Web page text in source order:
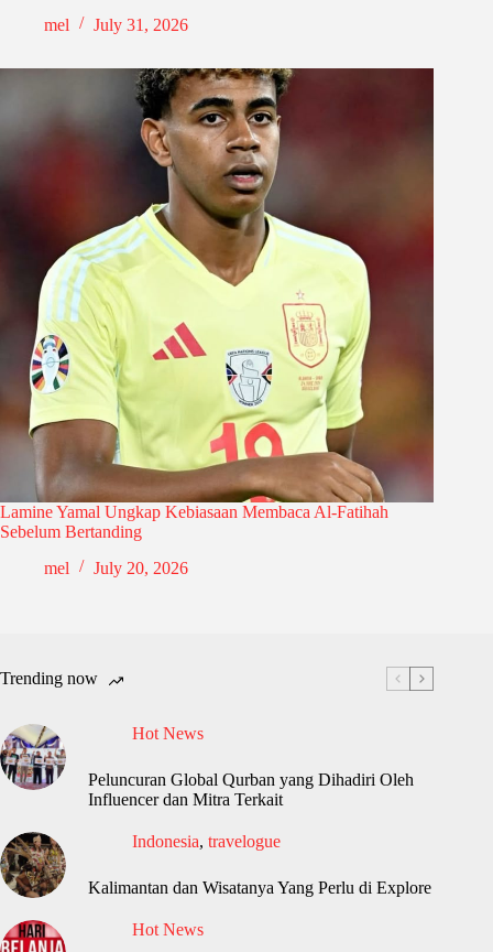
mel
July 31, 2026
Lamine Yamal Ungkap Kebiasaan Membaca Al-Fatihah
Sebelum Bertanding
mel
July 20, 2026
Trending now
Hot News
Peluncuran Global Qurban yang Dihadiri Oleh
Influencer dan Mitra Terkait
Indonesia, travelogue
Kalimantan dan Wisatanya Yang Perlu di Explore
Hot News